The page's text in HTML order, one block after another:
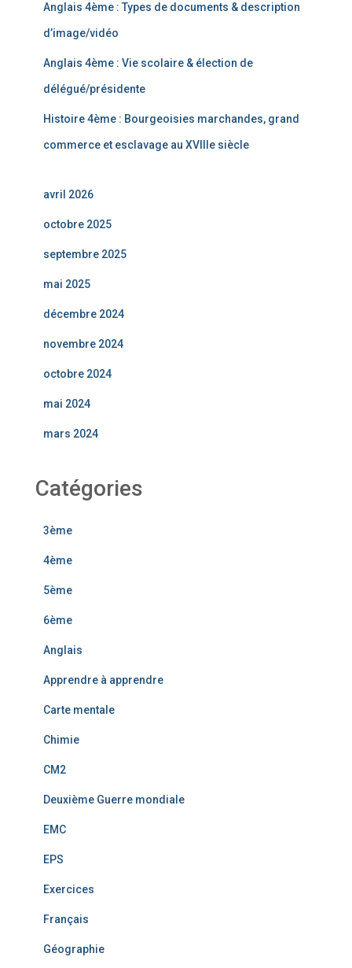
Anglais 4ème : Types de documents & description
d’image/vidéo
Anglais 4ème : Vie scolaire & élection de
délégué/présidente
Histoire 4ème : Bourgeoisies marchandes, grand
commerce et esclavage au XVIIIe siècle
avril 2026
octobre 2025
septembre 2025
mai 2025
décembre 2024
novembre 2024
octobre 2024
mai 2024
mars 2024
Catégories
3ème
4ème
5ème
6ème
Anglais
Apprendre à apprendre
Carte mentale
Chimie
CM2
Deuxième Guerre mondiale
EMC
EPS
Exercices
Français
Géographie